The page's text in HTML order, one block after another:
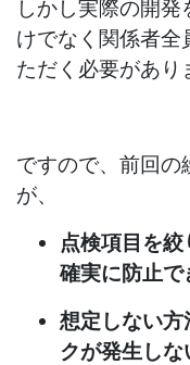
しかし実際の開
けでなく関係者全
ただく必要があり
ですので、前回の
が、
点検項目を
確実に防止で
想定しない
クが発生しな